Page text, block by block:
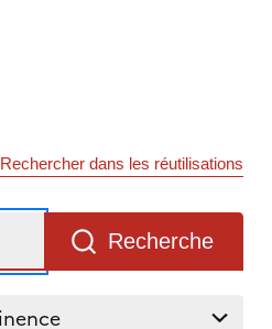
Rechercher dans les réutilisations
Recherche